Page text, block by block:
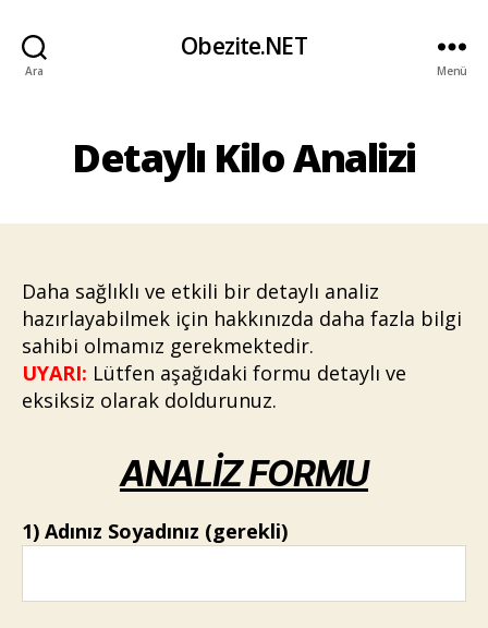
Ara
Obezite.NET
Menü
Detaylı Kilo Analizi
Daha sağlıklı ve etkili bir detaylı analiz
hazırlayabilmek için hakkınızda daha fazla bilgi
sahibi olmamız gerekmektedir.
UYARI: Lütfen aşağıdaki formu detaylı ve
eksiksiz olarak doldurunuz.
ANALİZ FORMU
1) Adınız Soyadınız (gerekli)